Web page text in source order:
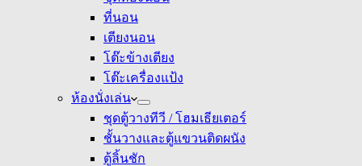
ที่นอน
เตียงนอน
โต๊ะข้างเตียง
โต๊ะเครื่องแป้ง
ห้องนั่งเล่น
ชุดตู้วางทีวี / โฮมเธียเตอร์
ชั้นวางและตู้แขวนติดผนัง
ตู้ลิ้นชัก